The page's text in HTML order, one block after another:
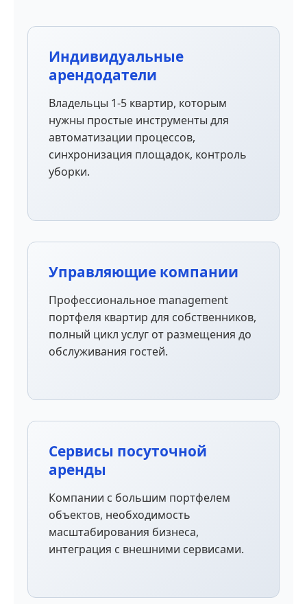
Индивидуальные
арендодатели
Владельцы 1-5 квартир, которым
нужны простые инструменты для
автоматизации процессов,
синхронизация площадок, контроль
уборки.
Управляющие компании
Профессиональное management
портфеля квартир для собственников,
полный цикл услуг от размещения до
обслуживания гостей.
Сервисы посуточной
аренды
Компании с большим портфелем
объектов, необходимость
масштабирования бизнеса,
интеграция с внешними сервисами.